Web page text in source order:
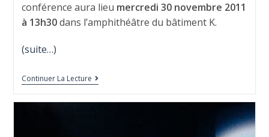
conférence aura lieu mercredi 30 novembre 2011
à 13h30dans l’amphithéâtre du bâtiment K.
(suite…)
Continuer La Lecture